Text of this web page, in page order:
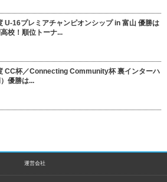
U-16プレミアチャンピオンシップ in 富山 優勝は
校！順位トーナ...
CC杯／Connecting Community杯 裏インターハ
優勝は...
運営会社